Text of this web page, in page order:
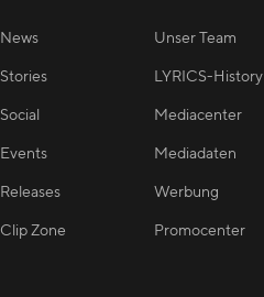
News
Stories
Social
Events
Releases
Clip Zone
Unser Team
LYRICS-History
Mediacenter
Mediadaten
Werbung
Promocenter